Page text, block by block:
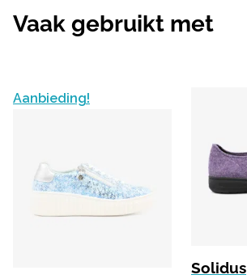
Vaak gebruikt met
Aanbieding!
Solidus